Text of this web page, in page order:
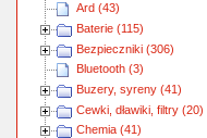
Ard (43)
Baterie (115)
Bezpieczniki (306)
Bluetooth (3)
Buzery, syreny (41)
Cewki, dławiki, filtry (20)
Chemia (41)